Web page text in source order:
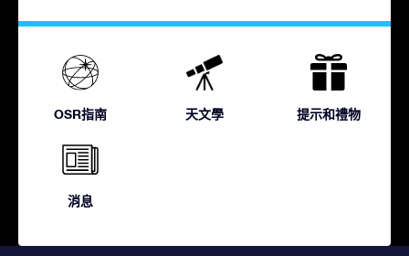
OSR指南 天文學 提示和禮物
消息